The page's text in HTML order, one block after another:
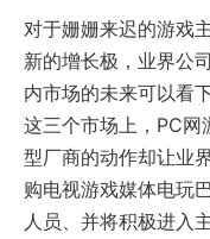
对于姗姗来迟的游戏
新的增长极，业界公
内市场的未来可以看
这三个市场上，PC网
型厂商的动作却让业
购电视游戏媒体电玩
人员、并将积极进入